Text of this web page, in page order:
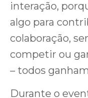
interação,
algo para
colaboração,
competir ou
– todos
Durante o